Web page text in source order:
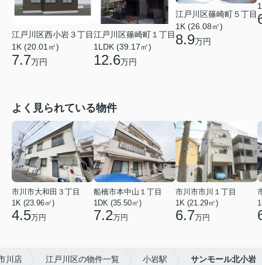
江戸川区西小岩３丁目
1K (20.01㎡)
7.7万円
江戸川区篠崎町１丁目
1LDK (39.17㎡)
12.6万円
江戸川区篠崎町５丁目
1K (26.08㎡)
8.9万円
よく見られている物件
市川市大和田３丁目
1K (23.96㎡)
4.5万円
船橋市本中山１丁目
1DK (35.50㎡)
7.2万円
市川市市川１丁目
1K (21.29㎡)
6.7万円
川店 江戸川区の物件一覧 小岩駅 サンモール北小岩